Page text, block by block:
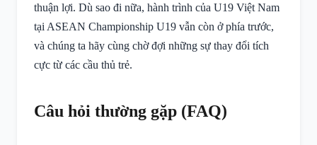
thuận lợi. Dù sao đi nữa, hành trình của U19 Việt Nam
tại ASEAN Championship U19 vẫn còn ở phía trước,
và chúng ta hãy cùng chờ đợi những sự thay đổi tích
cực từ các cầu thủ trẻ.
Câu hỏi thường gặp (FAQ)